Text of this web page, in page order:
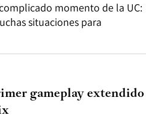
momento de la UC:
situaciones para
gameplay extendido